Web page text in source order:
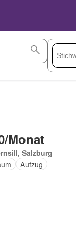
Monat
Salzburg
Aufzug